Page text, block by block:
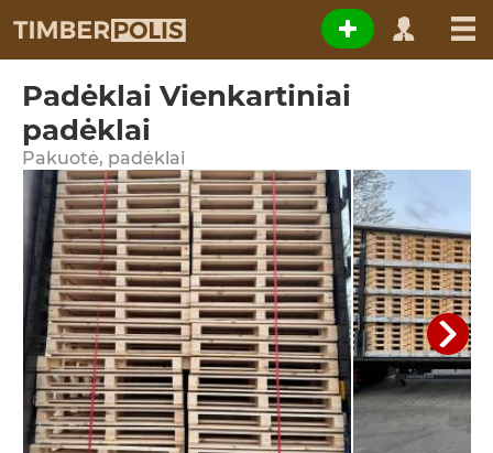
Padėklai Vienkartiniai
padėklai
Pakuotė, padėklai